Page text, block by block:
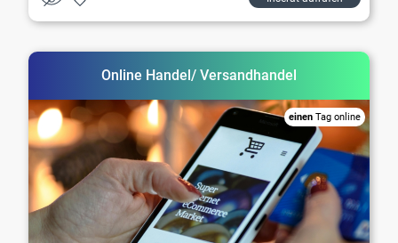
Online Handel/ Versandhandel
einen Tag online